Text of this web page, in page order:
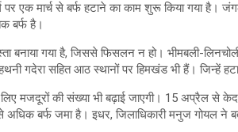
पर एक मार्च से बर्फ हटाने का काम शुरू किया गया है।
बर्फ है।
बनाया गया है, जिससे फिसलन न हो। भीमबली-
गदेरा सहित आठ स्थानों पर हिमखंड भी हैं। जिन्हें
मजदूरों की संख्या भी बढ़ाई जाएगी। 15 अप्रैल से
बर्फ जमा है। इधर, जिलाधिकारी मनुज गोयल ने